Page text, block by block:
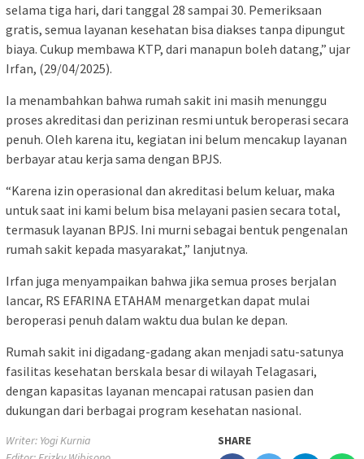
selama tiga hari, dari tanggal 28 sampai 30. Pemeriksaan
gratis, semua layanan kesehatan bisa diakses tanpa dipungut
biaya. Cukup membawa KTP, dari manapun boleh datang,” ujar
Irfan, (29/04/2025).
Ia menambahkan bahwa rumah sakit ini masih menunggu
proses akreditasi dan perizinan resmi untuk beroperasi secara
penuh. Oleh karena itu, kegiatan ini belum mencakup layanan
berbayar atau kerja sama dengan BPJS.
“Karena izin operasional dan akreditasi belum keluar, maka
untuk saat ini kami belum bisa melayani pasien secara total,
termasuk layanan BPJS. Ini murni sebagai bentuk pengenalan
rumah sakit kepada masyarakat,” lanjutnya.
Irfan juga menyampaikan bahwa jika semua proses berjalan
lancar, RS EFARINA ETAHAM menargetkan dapat mulai
beroperasi penuh dalam waktu dua bulan ke depan.
Rumah sakit ini digadang-gadang akan menjadi satu-satunya
fasilitas kesehatan berskala besar di wilayah Telagasari,
dengan kapasitas layanan mencapai ratusan pasien dan
dukungan dari berbagai program kesehatan nasional.
Writer: Yogi Kurnia
SHARE